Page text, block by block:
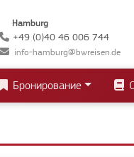
Hamburg
+49 (0)40 46 006 744
info-hamburg@bwreisen.de
Бронирование